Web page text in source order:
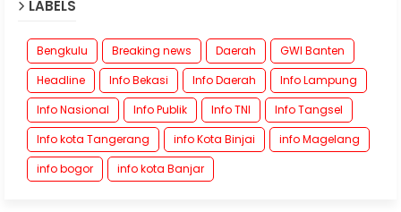
LABELS
Bengkulu Breaking news Daerah
GWI Banten
Headline
Info Bekasi Info Daerah
Info Lampung
Info Nasional
Info Publik Info TNI
Info Tangsel
Info kota Tangerang
info Kota Binjai
info Magelang
info bogor
info kota Banjar